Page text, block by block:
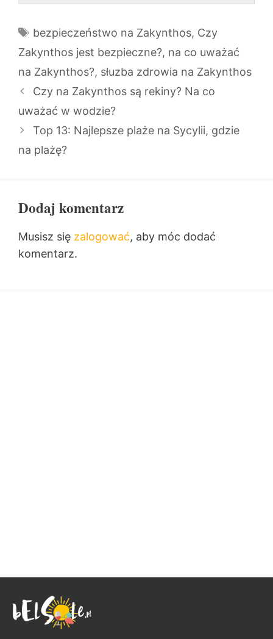
Tagi
bezpieczeństwo na Zakynthos, Czy
Zakynthos jest bezpieczne?, na co uważać
na Zakynthos?, słuzba zdrowia na Zakynthos
Czy na Zakynthos są rekiny? Na co
uważać w wodzie?
Top 13: Najlepsze plaże na Sycylii, gdzie
na plażę?
Dodaj komentarz
Musisz się zalogować, aby móc dodać
komentarz.